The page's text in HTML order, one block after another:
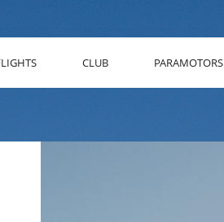
CLUB PARAMOTORS